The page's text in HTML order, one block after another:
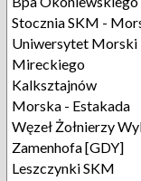
Stocznia SKM -
Uniwersytet Morski
Mireckiego
Kalksztajnów
Morska - Estakada
Węzeł Żołnierzy
Zamenhofa [GDY]
Leszczynki SKM